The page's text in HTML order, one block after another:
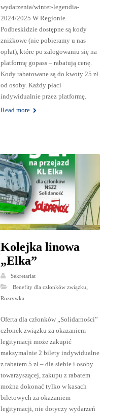
wydarzenia/winter-legendia-
2024/2025 W Regionie
Podbeskidzie dostępne są kody
zniżkowe (nie pobieramy u nas
opłat), które po zalogowaniu się na
platformę gopass – rabatują cenę.
Kody rabatowane są do kwoty 25 zł
od osoby. Każdy płaci
indywidualnie przez platformę.
Read more
Kolejka linowa
„Elka”
Sekretariat
Benefity dla członków związku,
Rozrywka
Oferta dla członków „Solidarności”
członek związku za okazaniem
legitymacji może zakupić
maksymalnie 2 bilety indywidualne
z rabatem 5 zł – dla siebie i osoby
towarzyszącej, zakupu z rabatem
można dokonać tylko w kasach
biletowych za okazaniem
legitymacji, nie dotyczy wydarzeń